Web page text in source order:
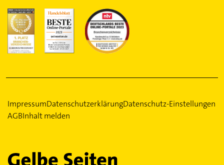
ImpressumDatenschutzerklärungDatenschutz-Einstellungen
AGBInhalt melden